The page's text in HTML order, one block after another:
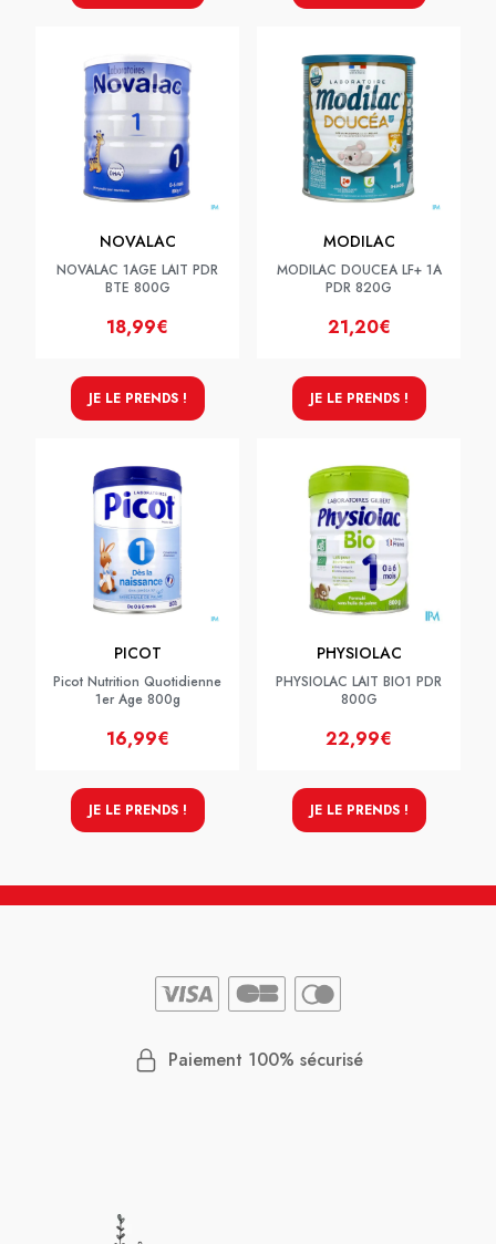
NOVALAC
NOVALAC 1AGE LAIT PDR
BTE 800G
18,99€
JE LE PRENDS !
MODILAC
MODILAC DOUCEA LF+ 1A
PDR 820G
21,20€
JE LE PRENDS !
PICOT
Picot Nutrition Quotidienne
1er Age 800g
16,99€
JE LE PRENDS !
PHYSIOLAC
PHYSIOLAC LAIT BIO1 PDR
800G
22,99€
JE LE PRENDS !
Paiement 100% sécurisé